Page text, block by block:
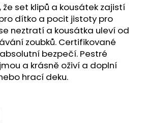
že set klipů a kousátek zajistí
dítko a pocit jistoty pro
neztratí a kousátka uleví od
zoubků. Certifikované
bezpečí. Pestré
a krásně oživí a doplní
hrací deku.